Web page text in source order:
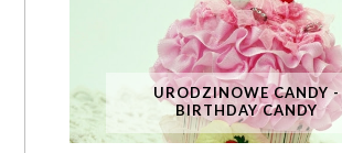
URODZINOWE CANDY -
BIRTHDAY CANDY